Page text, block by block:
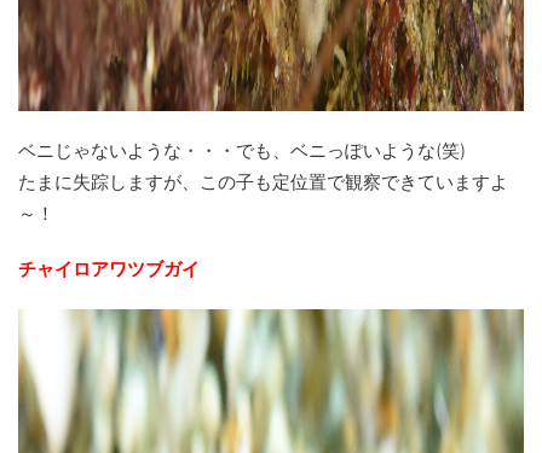
ベニじゃないような・・・でも、ベニっぽいような(笑)
たまに失踪しますが、この子も定位置で観察できていますよ
～！
チャイロアワツブガイ